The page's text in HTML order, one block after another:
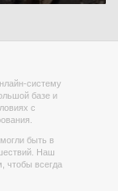
систему
базе и
с
быть в
Наш
чтобы всегда